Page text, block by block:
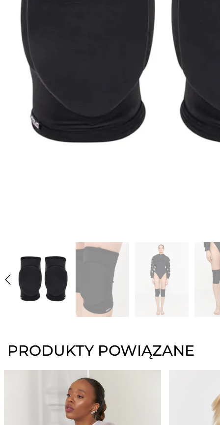
PRODUKTY POWIĄZANE